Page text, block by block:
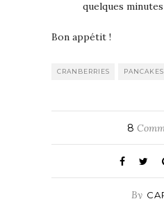
quelques minutes
Bon appétit !
CRANBERRIES PANCAKES
8
By